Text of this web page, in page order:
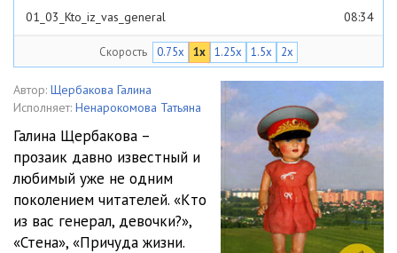
01_03_Kto_iz_vas_general 08:34
01_04_Kto_iz_vas_general
01_05_Kto_iz_vas_general
12:45
01_07_Kto_iz_vas_general
01_08_Kto_iz_vas_general 10:29
01_09_Kto_iz_vas_general 11:48
Скорость 0.75x 1x 1.25x 1.5x 2x
Автор: Щербакова Галина
Исполняет: Ненарокомова Татьяна
Галина Щербакова –
прозаик давно известный и
любимый уже не одним
поколением читателей. «Кто
из вас генерал, девочки?»,
«Стена», «Причуда жизни.